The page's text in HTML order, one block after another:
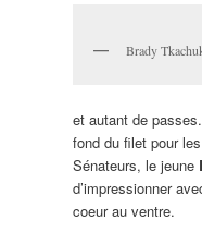
Brady
et autant de
fond du filet pour
Sénateurs, le jeune
d’impressionner
coeur au ventre.